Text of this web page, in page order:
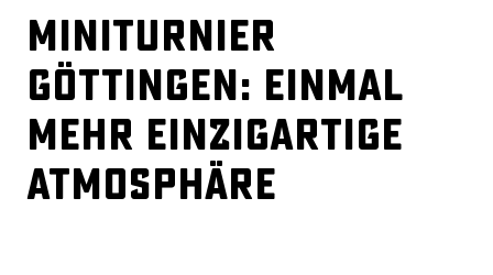
Miniturnier
Göttingen: Einmal
mehr einzigartige
Atmosphäre